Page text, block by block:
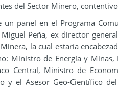
del Sector Minero,
un panel en el Programa
Peña, ex director
la cual estaría
Ministro de Energía y
Central, Ministro de
y el Asesor Geo-Científico